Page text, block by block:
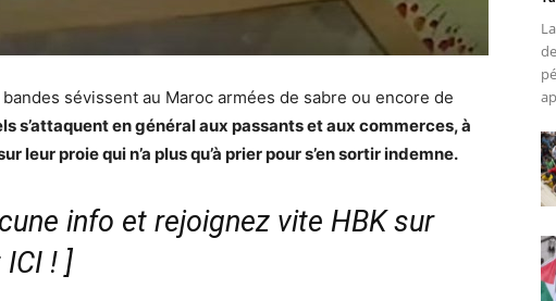
sévissent au Maroc armées de sabre ou encore de
s’attaquent en général aux passants et aux commerces, à
leur proie qui n’a plus qu’à prier pour s’en sortir indemne.
info et rejoignez vite HBK sur
! ]